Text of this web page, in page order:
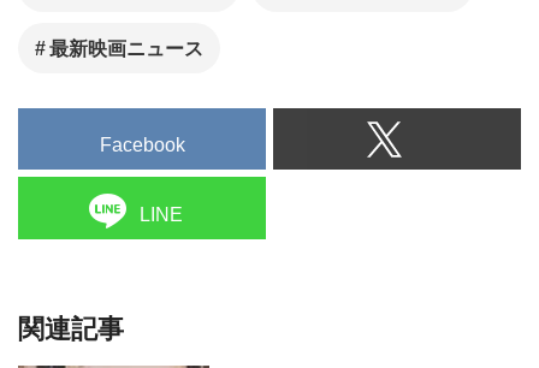
最新映画ニュース
Facebook
LINE
関連記事